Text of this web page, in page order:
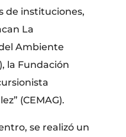
de instituciones,
La
Ambiente
la Fundación
(CEMAG).
se realizó un